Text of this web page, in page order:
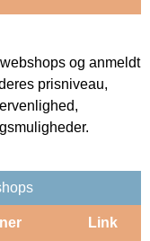
og anmeldt
prisniveau,
Link